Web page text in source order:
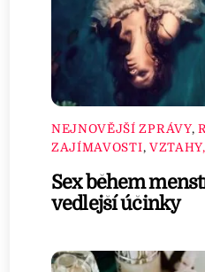
NEJNOVĚJŠÍ ZPRÁVY,
ZAJÍMAVOSTI,
Sex během
vedlejší účinky